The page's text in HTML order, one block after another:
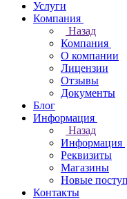
Услуги
Компания
Назад
Компания
О компании
Лицензии
Отзывы
Документы
Блог
Информация
Назад
Информация
Реквизиты
Магазины
Новые
Контакты